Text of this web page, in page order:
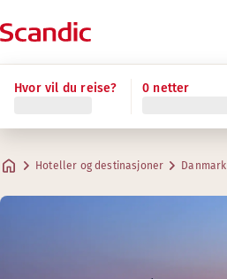
Hvor vil du reise? 0 netter
Hoteller og destinasjoner Danmark